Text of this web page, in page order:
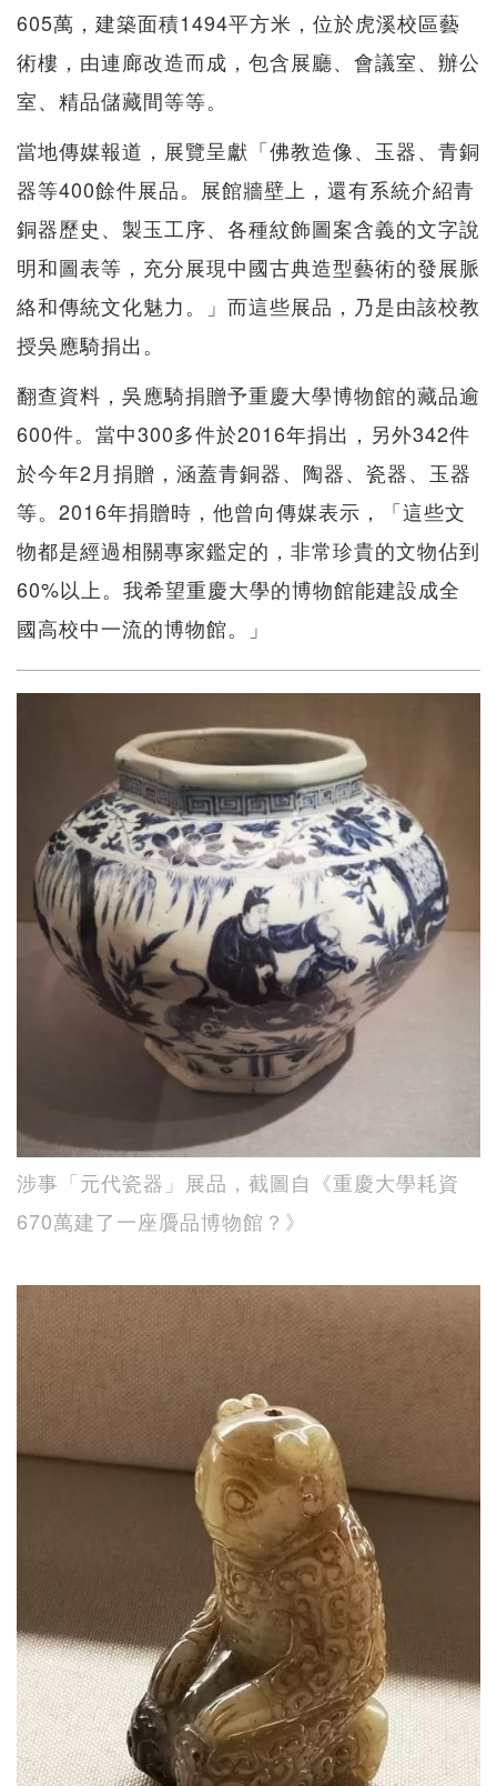
605萬，建築面積1494平方米，位於虎溪校區藝
術樓，由連廊改造而成，包含展廳、會議室、辦公
室、精品儲藏間等等。
當地傳媒報道，展覽呈獻「佛教造像、玉器、青銅
器等400餘件展品。展館牆壁上，還有系統介紹青
銅器歷史、製玉工序、各種紋飾圖案含義的文字說
明和圖表等，充分展現中國古典造型藝術的發展脈
絡和傳統文化魅力。」而這些展品，乃是由該校教
授吳應騎捐出。
翻查資料，吳應騎捐贈予重慶大學博物館的藏品逾
600件。當中300多件於2016年捐出，另外342件
於今年2月捐贈，涵蓋青銅器、陶器、瓷器、玉器
等。2016年捐贈時，他曾向傳媒表示，「這些文
物都是經過相關專家鑑定的，非常珍貴的文物佔到
60%以上。我希望重慶大學的博物館能建設成全
國高校中一流的博物館。」
涉事「元代瓷器」展品，截圖自《重慶大學耗資
670萬建了一座贗品博物館？》